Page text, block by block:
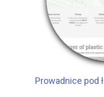
Prowadnice pod